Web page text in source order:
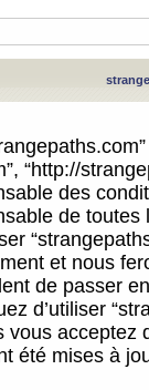
“http://
des
de
et nous
de passer
d’utiliser
vous acceptez
été mises à